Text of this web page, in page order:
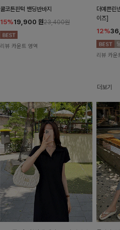
쿨코튼핀턱 밴딩반바지
15%19,900 원23,400원
리뷰 카운트 영역
더예쁜린
이즈]
12%
리뷰 카운
더보기